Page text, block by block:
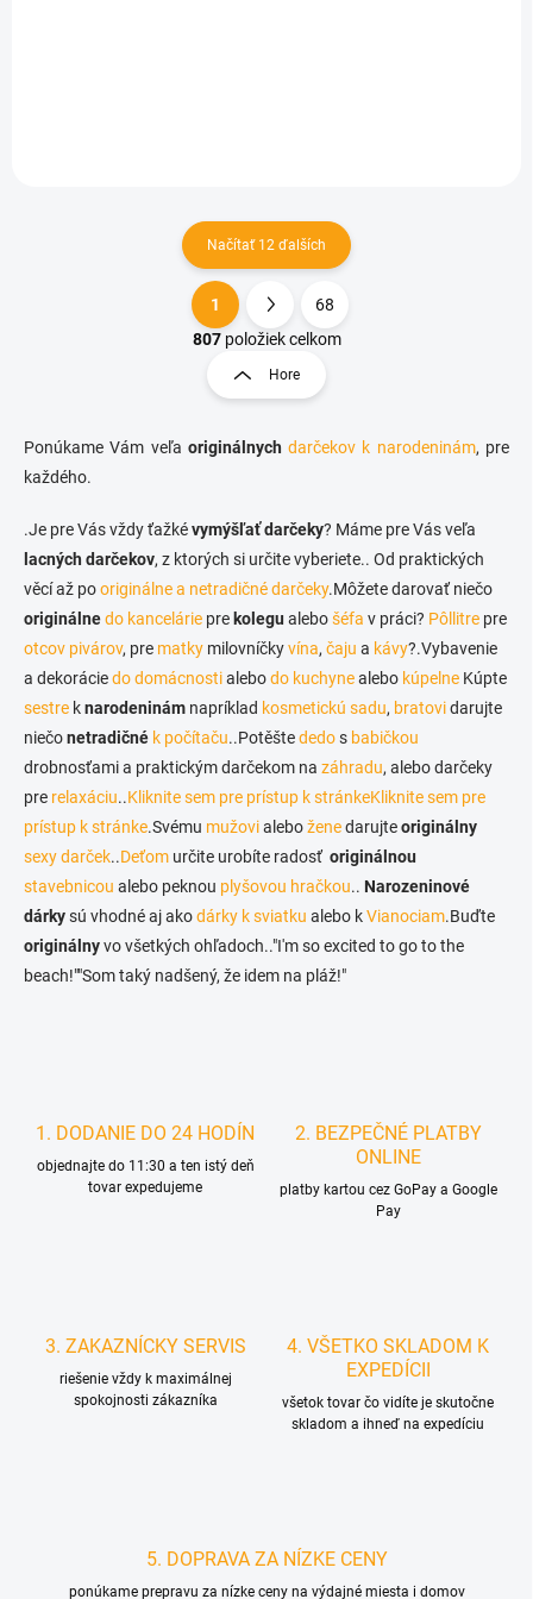
O
v
á
d
c
p
r
v
k
v
ý
p
i
s
u
Načítať 12 ďalších
S
t
r
á
k
a
n
i
e
1
68
807položiek celkom
Hore
Ponúkame Vám veľa originálnych darčekov k narodeninám, pre
každého.
.Je pre Vás vždy ťažkévymýšľať darčeky? Máme pre Vás veľa
lacných darčekov, z ktorých si určite vyberiete.. Od praktických
věcí až pooriginálne a netradičné darčeky.Môžete darovať niečo
originálnedo kancelárie pre kolegualebošéfa v práci? Pôllitre pre
otcov pivárov, pre matky milovníčkyvína, čaju a kávy?.Vybavenie
a dekoráciedo domácnostialebodo kuchynealebo kúpelne Kúpte
sestre knarodeninám napríklad kosmetickú sadu, bratovidarujte
niečonetradičné k počítaču..Potěštededos babičkou
drobnosťami a praktickým darčekom na záhradu, alebo darčeky
pre relaxáciu..Kliknite sem pre prístup k stránkeKliknite sem pre
prístup k stránke.Svému mužovialeboženedarujteoriginálny
sexy darček..Deťom určite urobíte radosť originálnou
stavebnicou alebo peknou plyšovou hračkou.. Narozeninové
dárkysú vhodné aj akodárky k sviatku alebo kVianociam.Buďte
originálnyvo všetkých ohľadoch.."I'm so excited to go to the
beach!""Som taký nadšený, že idem na pláž!"
1. DODANIE DO 24 HODÍN
objednajte do 11:30 a ten istý deň
tovar expedujeme
2. BEZPEČNÉ PLATBY
ONLINE
platby kartou cez GoPay a Google
Pay
3. ZAKAZNÍCKY SERVIS
riešenie vždy k maximálnej
spokojnosti zákazníka
4. VŠETKO SKLADOM K
EXPEDÍCII
všetok tovar čo vidíte je skutočne
skladom a ihneď na expedíciu
5. DOPRAVA ZA NÍZKE CENY
ponúkame prepravu za nízke ceny na výdajné miesta i domov